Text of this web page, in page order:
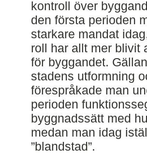
kontroll över
den första perioden
starkare mandat
roll har allt mer blivit
för byggandet.
stadens utformning
förespråkade man
perioden
byggnadssätt med
medan man idag
”blandstad”.